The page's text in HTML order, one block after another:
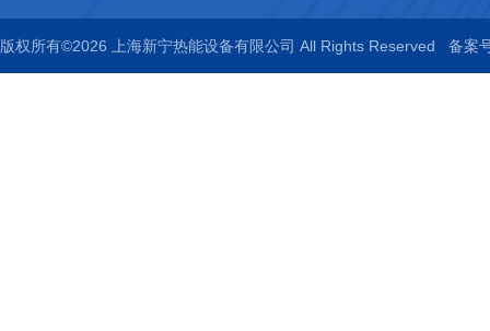
版权所有©2026 上海新宁热能设备有限公司 All Rights Reserved 备案